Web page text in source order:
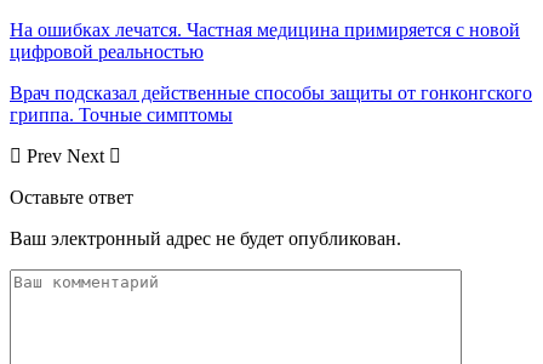
На ошибках лечатся. Частная медицина примиряется с новой
цифровой реальностью
Врач подсказал действенные способы защиты от гонконгского
гриппа. Точные симптомы
Prev Next
Оставьте ответ
Ваш электронный адрес не будет опубликован.